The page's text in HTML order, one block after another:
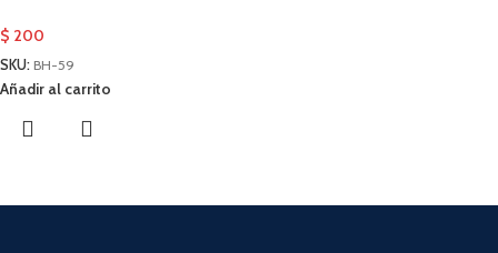
$ 200
SKU: BH-59
Añadir al carrito